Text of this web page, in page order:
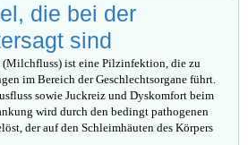
die bei der
sind
(Milchfluss) ist eine Pilzinfektion, die zu
im Bereich der Geschlechtsorgane führt.
sowie Juckreiz und Dyskomfort beim
wird durch den bedingt pathogenen
der auf den Schleimhäuten des Körpers